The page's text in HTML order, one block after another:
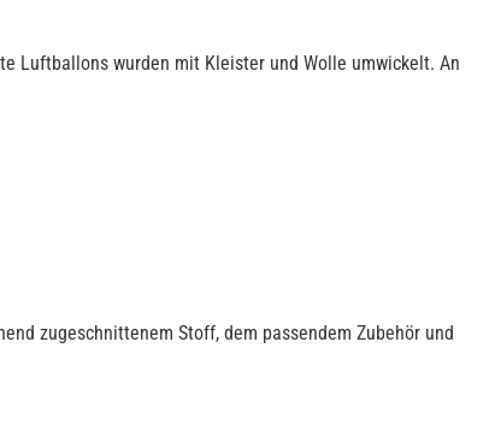
Luftballons wurden mit Kleister und Wolle umwickelt. An
zugeschnittenem Stoff, dem passendem Zubehör und